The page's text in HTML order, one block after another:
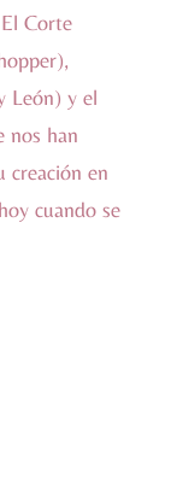
El Corte
León) y el
nos han
creación en
cuando se